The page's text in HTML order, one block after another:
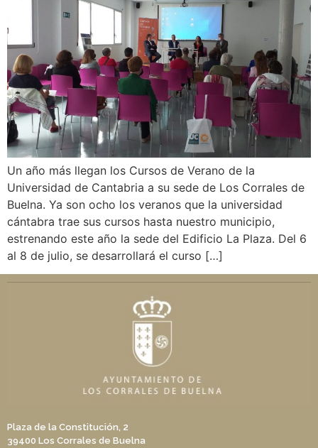
Un año más llegan los Cursos de Verano de la
Universidad de Cantabria a su sede de Los Corrales de
Buelna. Ya son ocho los veranos que la universidad
cántabra trae sus cursos hasta nuestro municipio,
estrenando este año la sede del Edificio La Plaza. Del 6
al 8 de julio, se desarrollará el curso […]
Plaza de la Constitución, 2
39400 Los Corrales de Buelna